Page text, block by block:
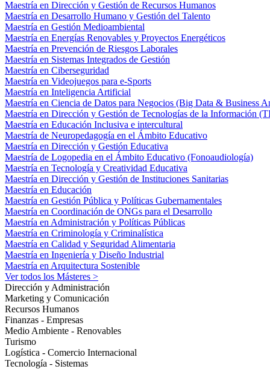
Maestría en Dirección y Gestión de Recursos Humanos
Maestría en Desarrollo Humano y Gestión del Talento
Maestría en Gestión Medioambiental
Maestría en Energías Renovables y Proyectos Energéticos
Maestría en Prevención de Riesgos Laborales
Maestría en Sistemas Integrados de Gestión
Maestría en Ciberseguridad
Maestría en Videojuegos para e-Sports
Maestría en Inteligencia Artificial
Maestría en Ciencia de Datos para Negocios (Big Data & Business
Maestría en Dirección y Gestión de Tecnologías de la Información
Maestría en Educación Inclusiva e intercultural
Maestría de Neuropedagogía en el Ámbito Educativo
Maestría en Dirección y Gestión Educativa
Maestría de Logopedia en el Ámbito Educativo (Fonoaudiología)
Maestría en Tecnología y Creatividad Educativa
Maestría en Dirección y Gestión de Instituciones Sanitarias
Maestría en Educación
Maestría en Gestión Pública y Políticas Gubernamentales
Maestría en Coordinación de ONGs para el Desarrollo
Maestría en Administración y Políticas Públicas
Maestría en Criminología y Criminalística
Maestría en Calidad y Seguridad Alimentaria
Maestría en Ingeniería y Diseño Industrial
Maestría en Arquitectura Sostenible
Ver todos los Másteres >
Dirección y Administración
Marketing y Comunicación
Recursos Humanos
Finanzas - Empresas
Medio Ambiente - Renovables
Turismo
Logística - Comercio Internacional
Tecnología - Sistemas